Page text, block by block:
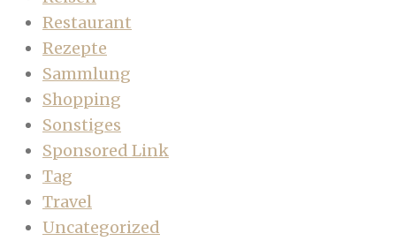
Restaurant
Rezepte
Sammlung
Shopping
Sonstiges
Sponsored Link
Tag
Travel
Uncategorized